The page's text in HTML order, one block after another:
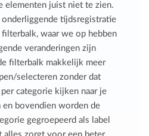
elementen juist niet te zien.
onderliggende tijdsregistratie
filterbalk, waar we op hebben
veranderingen zijn
filterbalk makkelijk meer
selecteren zonder dat
categorie kijken naar je
bovendien worden de
gegroepeerd als label